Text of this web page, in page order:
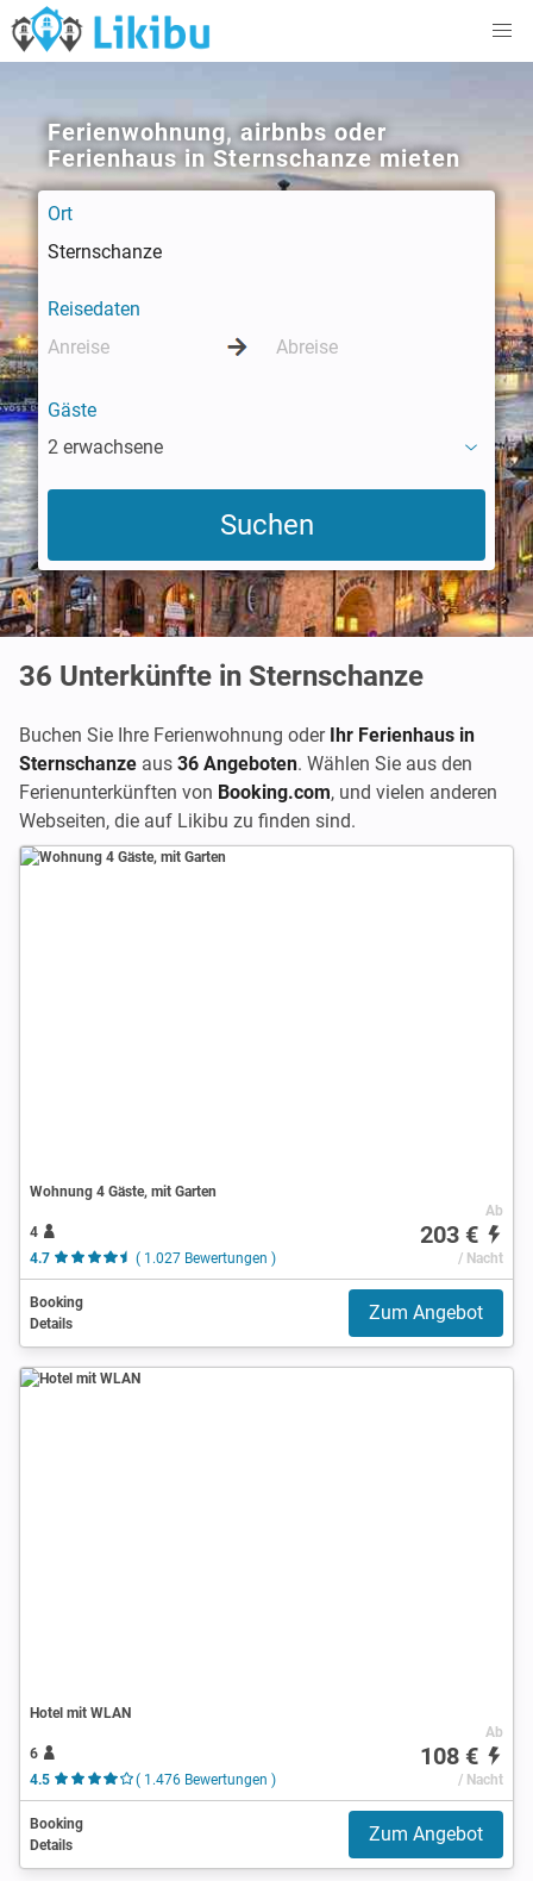
Ferienwohnung, airbnbs oder
Ferienhaus in Sternschanze mieten
Ort
Reisedaten
Gäste
2 erwachsene
36 Unterkünfte in Sternschanze
Buchen Sie Ihre Ferienwohnung oder Ihr Ferienhaus in
Sternschanze aus 36 Angeboten. Wählen Sie aus den
Ferienunterkünften von Booking.com, und vielen anderen
Webseiten, die auf Likibu zu finden sind.
Wohnung 4 Gäste, mit Garten
4
4.7
( 1.027 Bewertungen )
Ab
203 €
/ Nacht
Booking
Details
Zum Angebot
Hotel mit WLAN
6
4.5
( 1.476 Bewertungen )
Ab
108 €
/ Nacht
Booking
Details
Zum Angebot